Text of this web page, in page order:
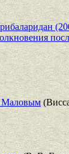
Маловым